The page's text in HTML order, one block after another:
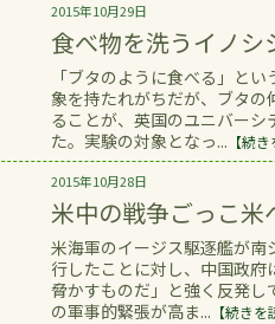
2015年10月29日
食べ物を洗うイノシ
「ブタのように食べる」と
象を持たれがちだが、ブタ
ることが、英国のユニバー
た。実験の対象となっ... 【続
2015年10月28日
米中の戦争ごっこ米
米海軍のイージス駆逐艦が
行したことに対し、中国政
脅かすものだ」と強く反発
の軍事的緊張が高ま... 【続き